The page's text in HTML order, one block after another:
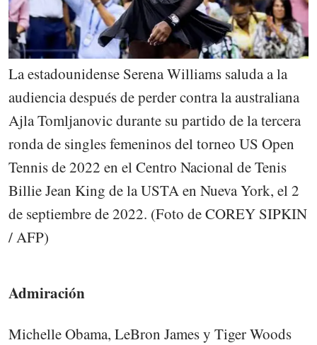
La estadounidense Serena Williams saluda a la
audiencia después de perder contra la australiana
Ajla Tomljanovic durante su partido de la tercera
ronda de singles femeninos del torneo US Open
Tennis de 2022 en el Centro Nacional de Tenis
Billie Jean King de la USTA en Nueva York, el 2
de septiembre de 2022. (Foto de COREY SIPKIN
/ AFP)
Admiración
Michelle Obama, LeBron James y Tiger Woods